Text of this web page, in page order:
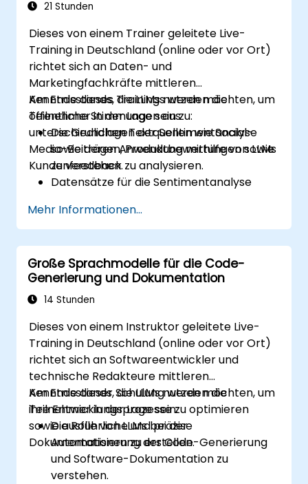
begrenzten Rechenressourcen zu
Feinabgestimmte Modelle effizient in
realen Anwendungen einzusetzen und zu
bewerten.
21 Stunden
Dieses von einem Trainer geleitete Live-
Training in Deutschland (online oder vor Ort)
richtet sich an Daten- und
Marketingfachkräfte mittleren
Kenntnisstands, die LLMs nutzen möchten, um
öffentliche Stimmungen aus
unterschiedlichen Textquellen wie Social-
Media-Beiträgen, Produktbewertungen sowie
Kundenfeedback zu analysieren.
Am Ende dieses Trainings werden die
Teilnehmer in der Lage sein zu:
Die Grundlagen der Sentimentanalyse
sowie deren Anwendung mithilfe von LLMs
zu verstehen.
Datensätze für die Sentimentanalyse
LLMs zu trainieren und feinzustimmen,
sodass sie Stimmungen in Texten präzise
erkennen können.
In Echtzeit Stimmungen aus sozialen
Medien sowie anderen Textquellen zu
analysieren.
Geschäftsstrategien und
Entscheidungsprozesse einzubinden.
Mehr Informationen...
Große Sprachmodelle für die Code-
Generierung und Dokumentation
14 Stunden
Dieses von einem Instruktor geleitete Live-
Training in Deutschland (online oder vor Ort)
richtet sich an Softwareentwickler und
technische Redakteure mittleren
Kenntnisstands, die LLMs nutzen möchten, um
ihre Entwicklungsprozesse zu optimieren
sowie ausführliche und präzise
Dokumentationen zu erstellen.
Am Ende dieser Schulung werden die
Teilnehmer in der Lage sein:
Die Rolle von LLMs bei der
Automatisierung der Code-Generierung
und Software-Dokumentation zu
verstehen.